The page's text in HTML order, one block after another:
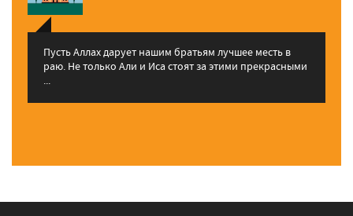
Пусть Аллах дарует нашим братьям лучшее месть в
раю. Не только Али и Иса стоят за этими прекрасными
...